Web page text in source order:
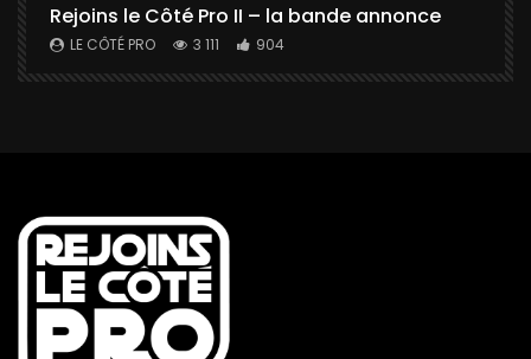
Rejoins le Côté Pro II – la bande annonce
LE CÔTÉ PRO 3 111 904